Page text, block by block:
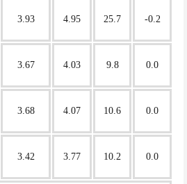
3.93 4.95 25.7 -0.2
3.67 4.03 9.8 0.0
3.68 4.07 10.6 0.0
3.42 3.77 10.2 0.0